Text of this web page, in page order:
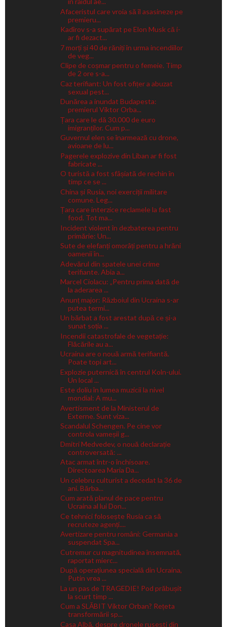
Afaceristul care vroia să îl asasineze pe
premieru...
Kadîrov s-a supărat pe Elon Musk că i-
ar fi dezact...
7 morți și 40 de răniți în urma incendiilor
de veg...
Clipe de coșmar pentru o femeie. Timp
de 2 ore s-a...
Caz terifiant: Un fost ofițer a abuzat
sexual pest...
Dunărea a inundat Budapesta:
premierul Viktor Orba...
Țara care le dă 30.000 de euro
imigranților. Cum p...
Guvernul elen se înarmează cu drone,
avioane de lu...
Pagerele explozive din Liban ar fi fost
fabricate ...
O turistă a fost sfâșiată de rechin în
timp ce se ...
China și Rusia, noi exerciții militare
comune. Leg...
Țara care interzice reclamele la fast
food. Tot ma...
Incident violent în dezbaterea pentru
primărie: Un...
Sute de elefanți omorâți pentru a hrăni
oamenii în...
Adevărul din spatele unei crime
terifiante. Abia a...
Marcel Ciolacu: „Pentru prima dată de
la aderarea ...
Anunț major: Războiul din Ucraina s-ar
putea termi...
Un bărbat a fost arestat după ce și-a
sunat soția ...
Incendii catastrofale de vegetație:
Flăcările au a...
Ucraina are o nouă armă terifiantă.
Poate topi art...
Explozie puternică în centrul Koln-ului.
Un local ...
Este doliu în lumea muzicii la nivel
mondial: A mu...
Avertisment de la Ministerul de
Externe. Sunt viza...
Scandalul Schengen. Pe cine vor
controla vameșii g...
Dmitri Medvedev, o nouă declarație
controversată: ...
Atac armat într-o închisoare.
Directoarea Maria Da...
Un celebru culturist a decedat la 36 de
ani. Bărba...
Cum arată planul de pace pentru
Ucraina al lui Don...
Ce tehnici folosește Rusia ca să
recruteze agenți....
Avertizare pentru români: Germania a
suspendat Spa...
Cutremur cu magnitudinea însemnată,
raportat mierc...
După operațiunea specială din Ucraina,
Putin vrea ...
La un pas de TRAGEDIE! Pod prăbușit
la scurt timp ...
Cum a SLĂBIT Viktor Orban? Rețeta
transformării sp...
Casa Albă, despre dronele rusești din